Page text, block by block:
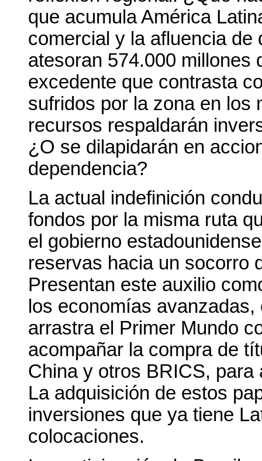
que acumula América
comercial y la afluencia
atesoran 574.000 millones
excedente que contrasta
sufridos por la zona en los
recursos respaldarán
¿O se dilapidarán en
dependencia?
La actual indefinición
fondos por la misma ruta
el gobierno
reservas hacia un socorro
Presentan este auxilio
los economías
arrastra el Primer Mundo
acompañar la compra de
China y otros BRICS,
La adquisición de estos
inversiones que ya tiene
colocaciones.